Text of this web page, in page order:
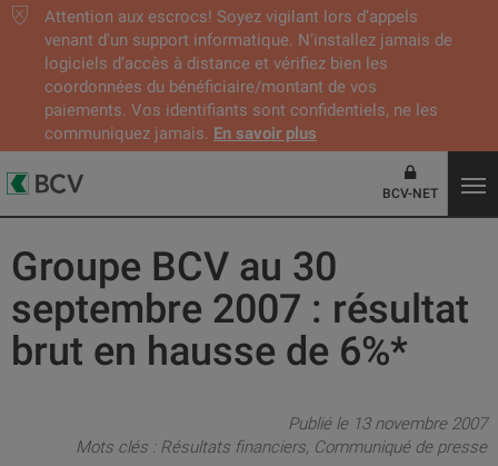
Attention aux escrocs! Soyez vigilant lors d’appels
venant d'un support informatique. N’installez jamais de
logiciels d’accès à distance et vérifiez bien les
coordonnées du bénéficiaire/montant de vos
paiements. Vos identifiants sont confidentiels, ne les
communiquez jamais. En savoir plus
BCV-NET
Groupe BCV au 30
septembre 2007 : résultat
brut en hausse de 6%*
Publié le 13 novembre 2007
Mots clés : Résultats financiers Communiqué de presse